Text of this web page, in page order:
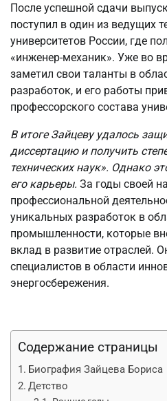
После успешной сдачи
поступил в один из ведущих
университетов России, где
«инженер-механик». Уже во
заметил свои таланты в
разработок, и его работы
профессорского состава
В итоге Зайцеву удалось
диссертацию и получить
технических наук». Однако
его карьеры. За годы своей
профессиональной
уникальных разработок в
промышленности, которые
вклад в развитие отраслей.
специалистов в области
энергосбережения.
Содержание страницы
Биография Зайцева Бориса
Детство